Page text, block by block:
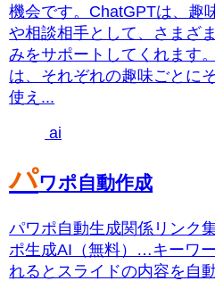
機会です。ChatGPTは、趣
や相談相手として、さまざ
みをサポートしてくれます
は、それぞれの趣味ごとに
使え...
ai
パワポ自動作成
パワポ自動生成関係リンク
ポ生成AI（無料）…キーワ
れるとスライドの内容を自